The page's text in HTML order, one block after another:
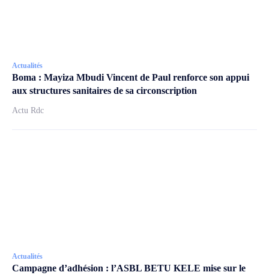
Actualités
Boma : Mayiza Mbudi Vincent de Paul renforce son appui
aux structures sanitaires de sa circonscription
Actu Rdc
Actualités
Campagne d’adhésion : l’ASBL BETU KELE mise sur le